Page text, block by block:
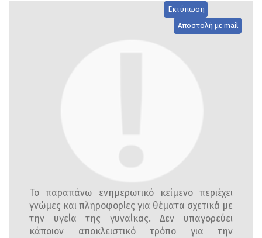
Εκτύπωση
Αποστολή με mail
Το παραπάνω ενημερωτικό κείμενο περιέχει
γνώμες και πληροφορίες για θέματα σχετικά με
την υγεία της γυναίκας. Δεν υπαγορεύει
κάποιον αποκλειστικό τρόπο για την